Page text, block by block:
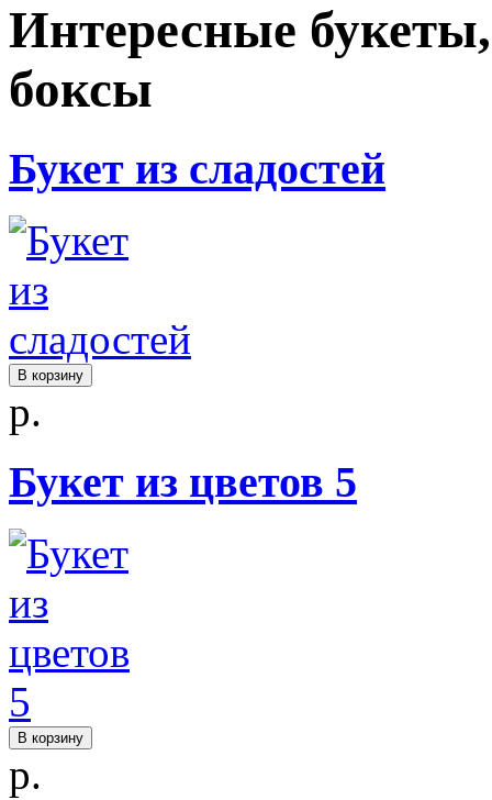
Интересные
боксы
Букет из сладостей
В корзину
р.
Букет из цветов 5
В корзину
р.